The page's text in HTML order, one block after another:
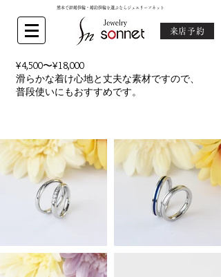
熊本で結婚指輪・婚約指輪を選ぶならジュエリーソネット
来店予約
¥4,500〜¥18,000
滑らかな着け心地と丈夫な素材ですので、
普段使いにもおすすめです。